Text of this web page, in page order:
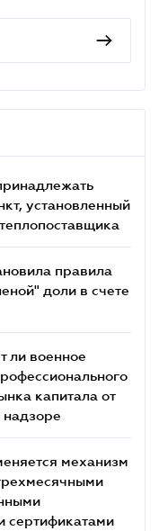
установленный
правила
доли в счете
ли военное
капитала от
надзоре
механизм
сертификатами